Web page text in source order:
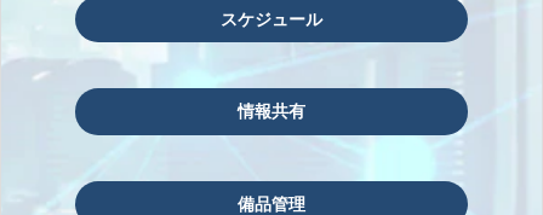
スケジュール
情報共有
備品管理